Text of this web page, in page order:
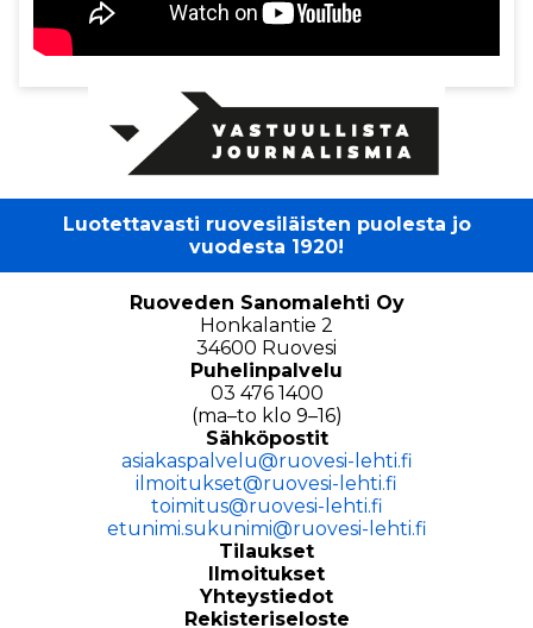
Luotettavasti ruovesiläisten puolesta jo
vuodesta 1920!
Ruoveden Sanomalehti Oy
Honkalantie 2
34600 Ruovesi
Puhelinpalvelu
03 476 1400
(ma–to klo 9–16)
Sähköpostit
asiakaspalvelu@ruovesi-lehti.fi
ilmoitukset@ruovesi-lehti.fi
toimitus@ruovesi-lehti.fi
etunimi.sukunimi@ruovesi-lehti.fi
Tilaukset
Ilmoitukset
Yhteystiedot
Rekisteriseloste